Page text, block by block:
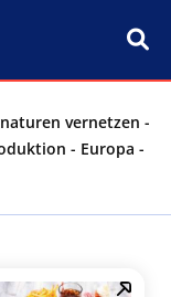
vernetzen -
- Europa -